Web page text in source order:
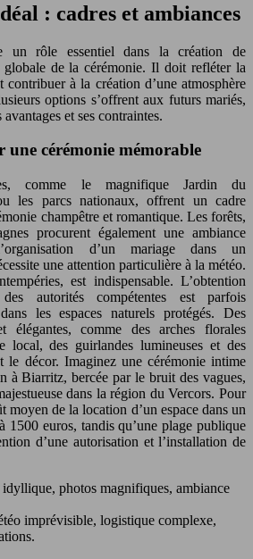
: cadres et ambiances
rôle essentiel dans la création de
globale de la cérémonie. Il doit refléter la
contribuer à la création d’une atmosphère
options s’offrent aux futurs mariés,
et ses contraintes.
cérémonie mémorable
comme le magnifique Jardin du
les parcs nationaux, offrent un cadre
champêtre et romantique. Les forêts,
procurent également une ambiance
d’un mariage dans un
une attention particulière à la météo.
est indispensable. L’obtention
des autorités compétentes est parfois
les espaces naturels protégés. Des
élégantes, comme des arches florales
local, des guirlandes lumineuses et des
le décor. Imaginez une cérémonie intime
à Biarritz, bercée par le bruit des vagues,
dans la région du Vercors. Pour
de la location d’un espace dans un
1500 euros, tandis qu’une plage publique
d’une autorisation et l’installation de
idyllique, photos magnifiques, ambiance
imprévisible, logistique complexe,